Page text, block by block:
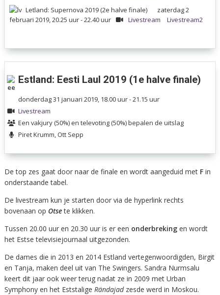
Letland: Supernova 2019 (2e halve finale)
zaterdag 2
februari 2019, 20.25 uur - 22.40 uur
Livestream Livestream2
Estland: Eesti Laul 2019 (1e halve finale)
donderdag 31 januari 2019, 18.00 uur - 21.15 uur
Livestream
Een vakjury (50%) en televoting (50%) bepalen de uitslag
Piret Krumm, Ott Sepp
De top zes gaat door naar de finale en wordt aangeduid met F in
onderstaande tabel.
De livestream kun je starten door via de hyperlink rechts
bovenaan op Otsete klikken.
Tussen 20.00 uur en 20.30 uur is er een onderbrekingen wordt
het Estse televisiejournaal uitgezonden.
De dames die in 2013 en 2014 Estland vertegenwoordigden, Birgit
en Tanja, maken deel uit van The Swingers. Sandra Nurmsalu
keert dit jaar ook weer terug nadat ze in 2009 met Urban
Symphony en het Eststalige Rändajadzesde werd in Moskou.